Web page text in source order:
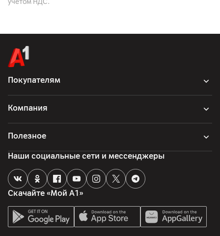
учетом НДС.
Покупателям
Компания
Полезное
Скачайте «Мой А1»
Наши социальные сети и мессенджеры